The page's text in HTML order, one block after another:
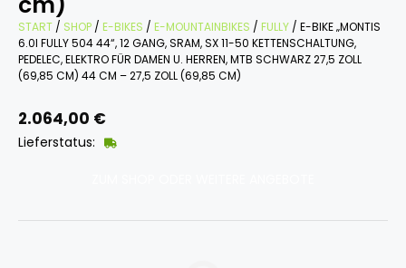
START / SHOP / E-BIKES / E-MOUNTAINBIKES / FULLY / E-BIKE „MONTIS
6.0I FULLY 504 44“, 12 GANG, SRAM, SX 11-50 KETTENSCHALTUNG,
PEDELEC, ELEKTRO FÜR DAMEN U. HERREN, MTB SCHWARZ 27,5 ZOLL
(69,85 CM) 44 CM – 27,5 ZOLL (69,85 CM)
2.064,00 €
Lieferstatus: